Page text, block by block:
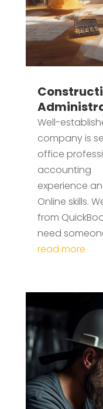
Well-
company is
office
accounting
experience
Online skills.
from
need
read more